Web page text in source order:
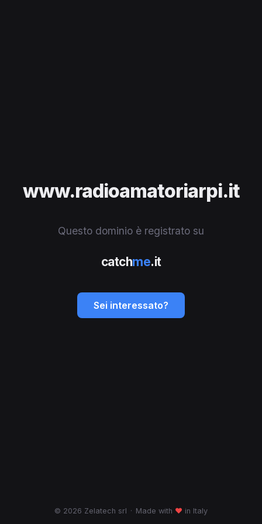
www.radioamatoriarpi.it
Questo dominio è registrato su
catchme.it
Sei interessato?
© 2026 Zelatech srl · Made with ♥ in Italy